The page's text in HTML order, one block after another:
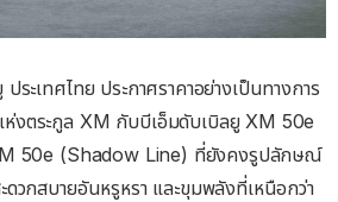
ระเทศไทย ประกาศราคาอย่างเป็นทางการ
งตระกูล XM กับบีเอ็มดับเบิลยู XM 50e
50e (Shadow Line) ที่ยังคงรูปลักษณ์
ดวกสบายอันหรูหรา และขุมพลังที่เหนือกว่า